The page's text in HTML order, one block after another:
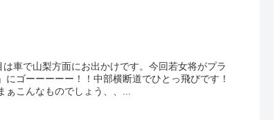
車で山梨方面にお出かけです。今回若女将がプラ
ゴーーーーー！！中部横断道でひとっ飛びです！
こんなものでしょう、、...